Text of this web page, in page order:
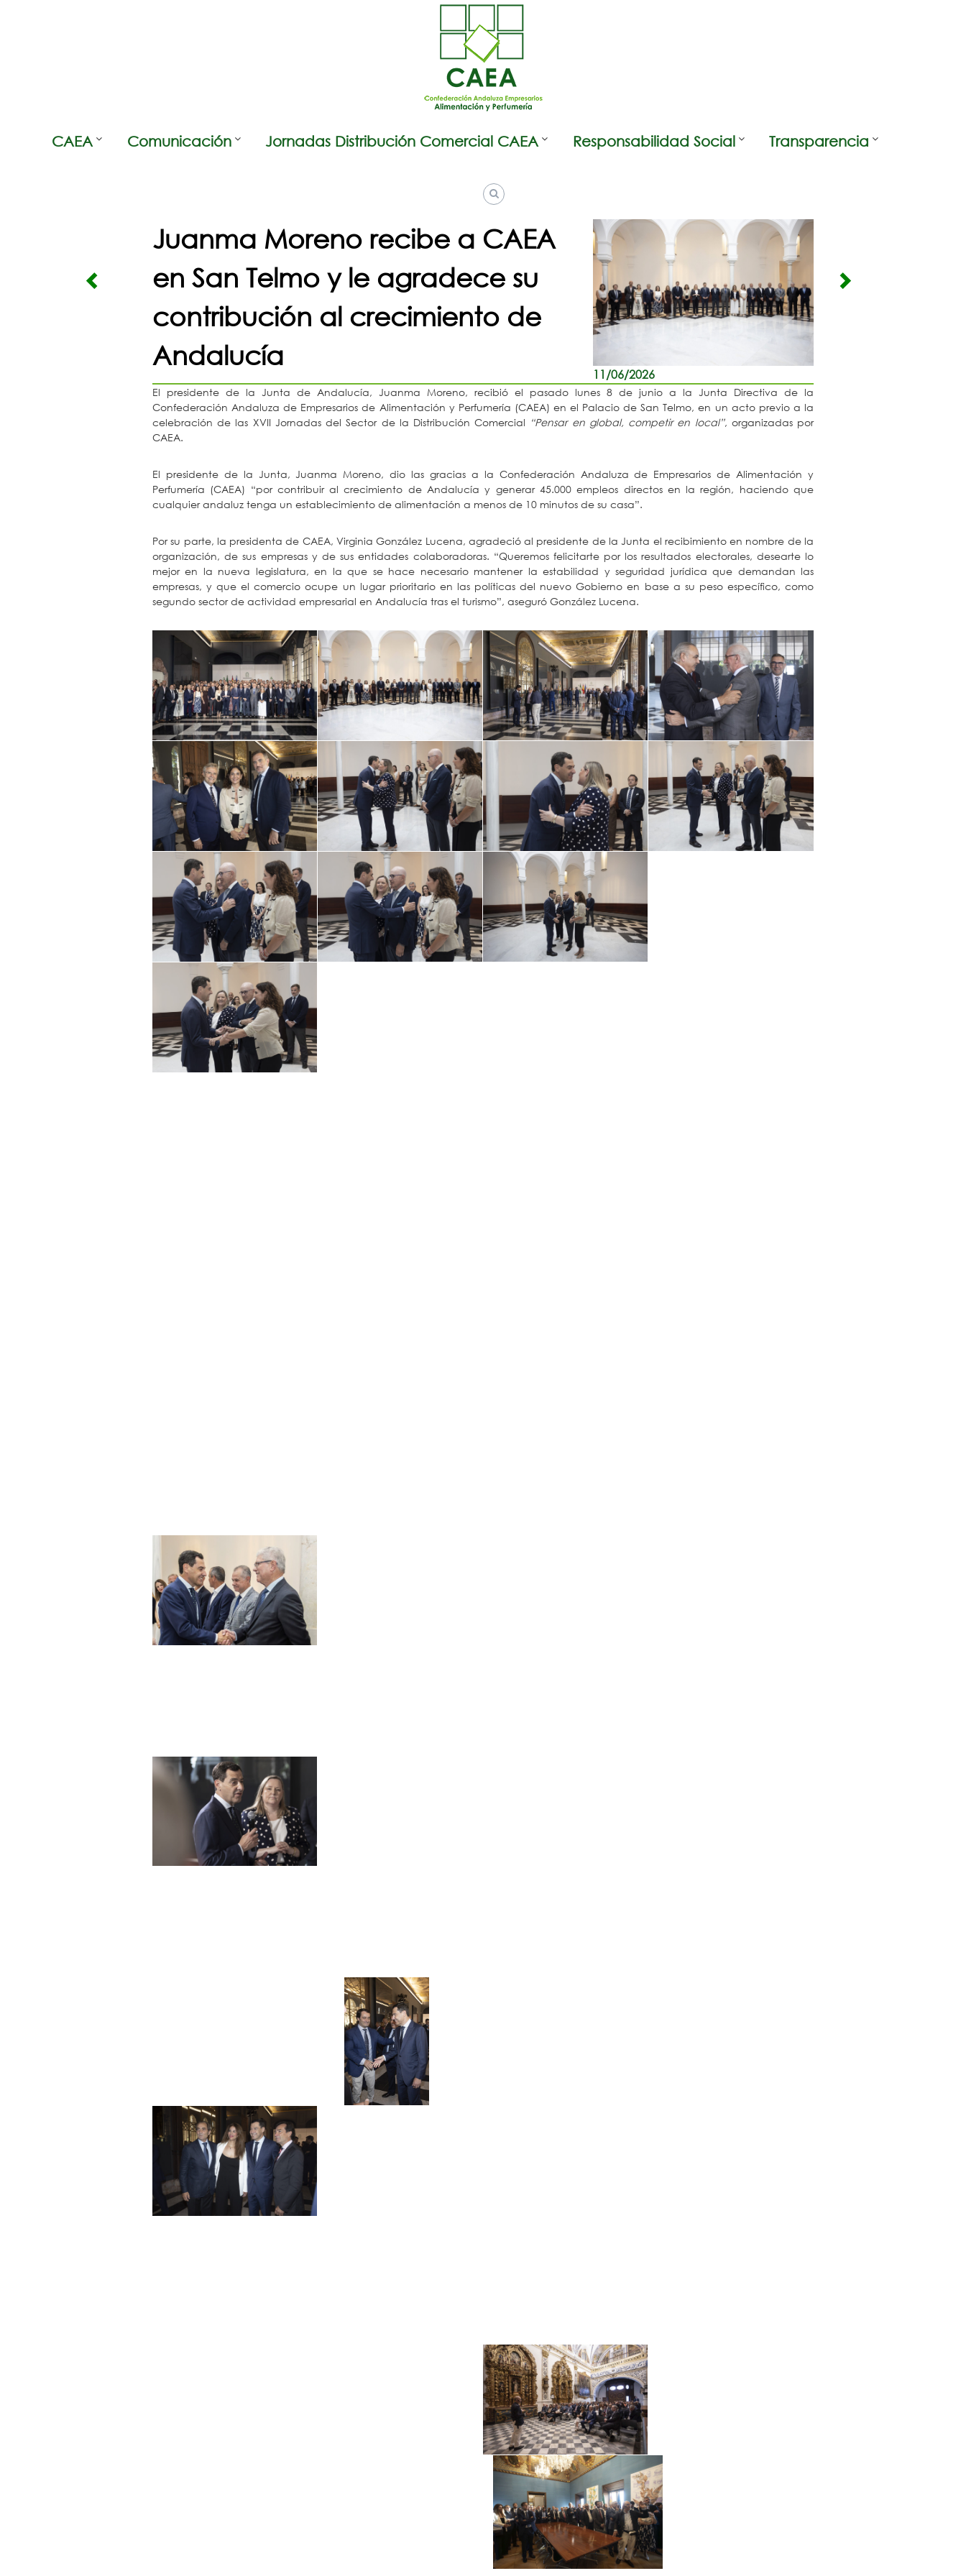
CAEA Comunicación Jornadas Distribución Comercial CAEA Responsabilidad Social Transparencia
Juanma Moreno recibe a CAEA
en San Telmo y le agradece su
contribución al crecimiento de
Andalucía
11/06/2026
El presidente de la Junta de Andalucía, Juanma Moreno, recibió el pasado lunes 8 de junio a la Junta Directiva de la
Confederación Andaluza de Empresarios de Alimentación y Perfumería (CAEA) en el Palacio de San Telmo, en un acto previo a la
celebración de las XVII Jornadas del Sector de la Distribución Comercial “Pensar en global, competir en local”, organizadas por
CAEA.
El presidente de la Junta, Juanma Moreno, dio las gracias a la Confederación Andaluza de Empresarios de Alimentación y
Perfumería (CAEA) “por contribuir al crecimiento de Andalucía y generar 45.000 empleos directos en la región, haciendo que
cualquier andaluz tenga un establecimiento de alimentación a menos de 10 minutos de su casa”.
Por su parte, la presidenta de CAEA, Virginia González Lucena, agradeció al presidente de la Junta el recibimiento en nombre de la
organización, de sus empresas y de sus entidades colaboradoras. “Queremos felicitarte por los resultados electorales, desearte lo
mejor en la nueva legislatura, en la que se hace necesario mantener la estabilidad y seguridad jurídica que demandan las
empresas, y que el comercio ocupe un lugar prioritario en las políticas del nuevo Gobierno en base a su peso específico, como
segundo sector de actividad empresarial en Andalucía tras el turismo”, aseguró González Lucena.